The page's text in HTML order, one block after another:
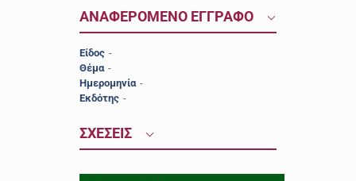
ΑΝΑΦΕΡΟΜΕΝΟ ΕΓΓΡΑΦΟ
Είδος -
Θέμα -
Ημερομηνία -
Εκδότης -
ΣΧΕΣΕΙΣ